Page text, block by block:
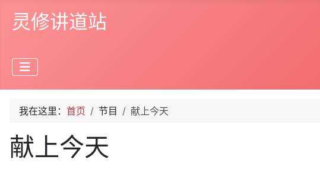
灵修讲道站
我在这里： 首页 节目 献上今天
献上今天